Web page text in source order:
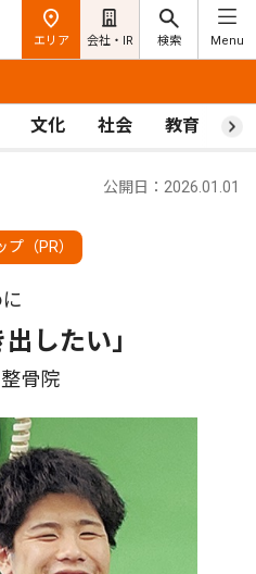
エリア 会社・IR 検索 Menu
文化 社会 教育 ス
プ（PR）
公開日：2026.01.01
したい｣
骨院